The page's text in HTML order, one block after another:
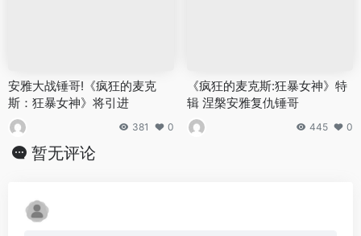
安雅大战锤哥!《疯狂的麦克
斯：狂暴女神》将引进
381 0
《疯狂的麦克斯:狂暴女神》特
辑 涅槃安雅复仇锤哥
445 0
暂无评论